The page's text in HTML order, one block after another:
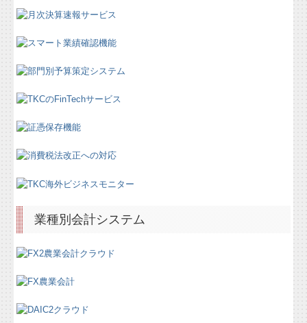
経営者お役立ち情報
経営革新等支援機関とは
経営アドバイス・コーナー
TKCシステムのご紹介
改正消費税への対応
早期経営改善計画の策定支援
経営改善オンデマンド講座
関与先向け融資商品ご紹介
国の共済制度活用コーナー
所長のメルマガ
業種別会計システム